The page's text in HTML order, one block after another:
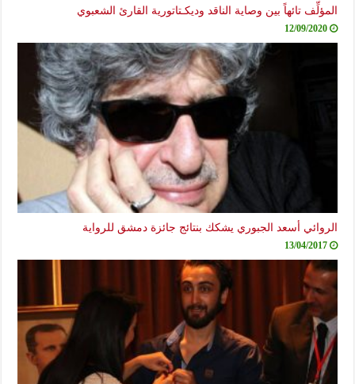
المؤلِّف تائهاً بين وصاية الناقد وديكـتاتورية القارئ الشعبوي
12/09/2020
الروائي أسعد الجبوري يشكك بنتائج جائزة دمشق للرواية
13/04/2017